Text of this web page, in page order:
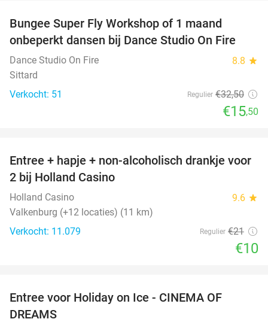
Bungee Super Fly Workshop of 1 maand
onbeperkt dansen bij Dance Studio On Fire
Dance Studio On Fire 8.8 star
Sittard
Verkocht: 51
Regulier €32,50
€15,50
52%
Entree + hapje + non-alcoholisch drankje voor
2 bij Holland Casino
Holland Casino 9.6 star
Valkenburg (+12 locaties) (11 km)
Verkocht: 11.079
Regulier €21
€10
Entree voor Holiday on Ice - CINEMA OF
DREAMS